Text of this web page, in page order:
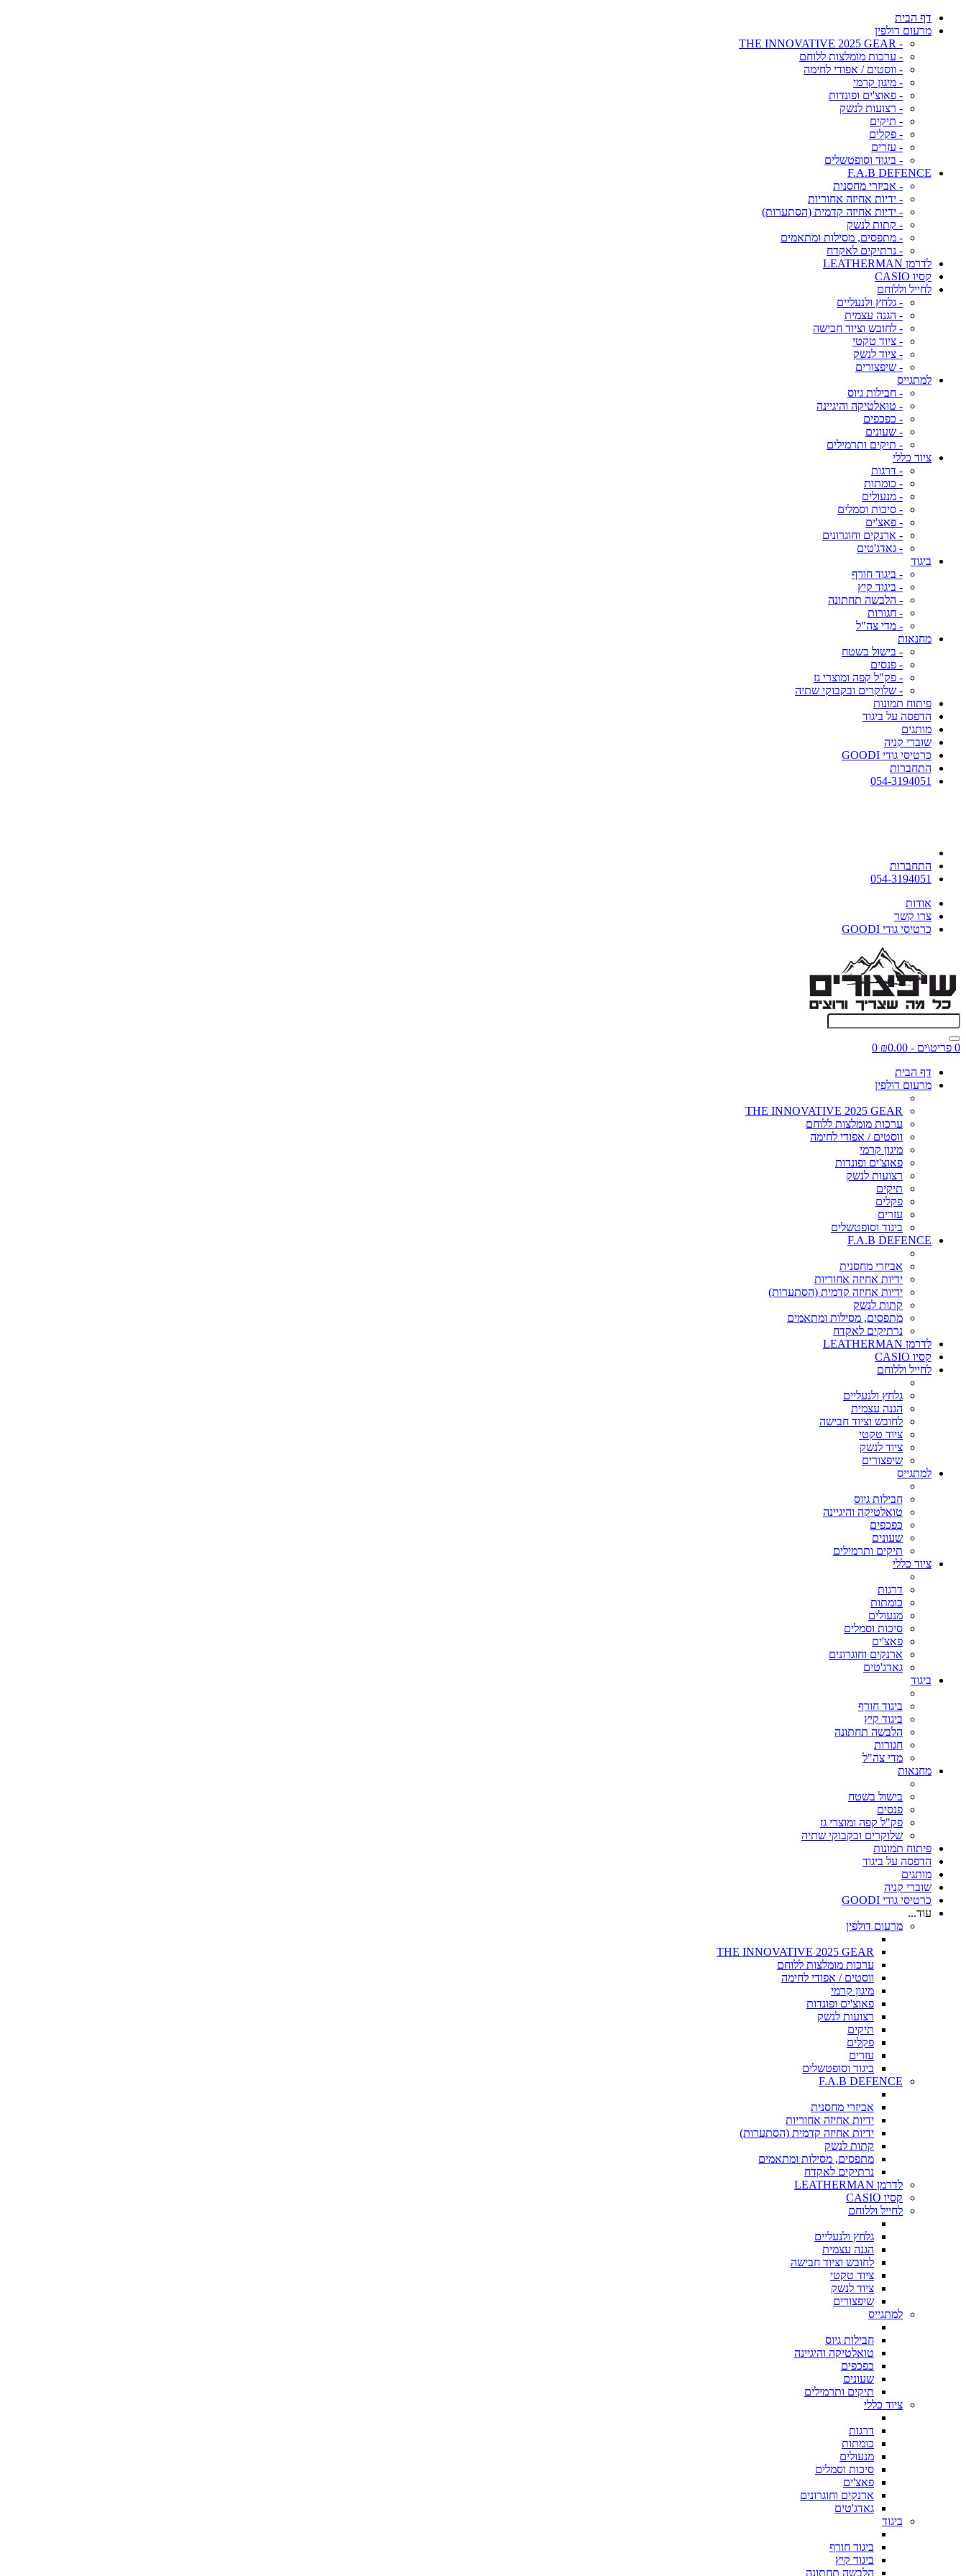
דף הבית
מרעום דולפין
- THE INNOVATIVE 2025 GEAR
- ערכות מומלצות ללוחם
- ווסטים / אפודי לחימה
- מיגון קרמי
- פאוצ'ים ופונדות
- רצועות לנשק
- תיקים
- פקלים
- עזרים
- ביגוד וסופטשלים
F.A.B DEFENCE
- אביזרי מחסנית
- ידיות אחיזה אחוריות
- ידיות אחיזה קדמית (הסתערות)
- קתות לנשק
- מתפסים, מסילות ומתאמים
- נרתיקים לאקדח
לדרמן LEATHERMAN
קסיו CASIO
לחייל וללוחם
- גלחץ ולנעליים
- הגנה עצמית
- לחובש וציוד חבישה
- ציוד טקטי
- ציוד לנשק
- שיפצורים
למתגייס
- חבילות גיוס
- טואלטיקה והיגיינה
- כפכפים
- שעונים
- תיקים ותרמילים
ציוד כללי
- דרגות
- כומתות
- מנעולים
- סיכות וסמלים
- פאצ'ים
- ארנקים וחוגרונים
- גאדג'טים
ביגוד
- ביגוד חורף
- ביגוד קיץ
- הלבשה תחתונה
- חגורות
- מדי צה"ל
מחנאות
- בישול בשטח
- פנסים
- פק"ל קפה ומוצרי גז
- שלוקרים ובקבוקי שתיה
פיתוח תמונות
הדפסה על ביגוד
מותגים
שוברי קניה
כרטיסי גודי GOODI
התחברות
054-3194051
התחברות
054-3194051
אודות
צרו קשר
כרטיסי גודי GOODI
0 פריט\ים - ₪0.00
0
דף הבית
מרעום דולפין
THE INNOVATIVE 2025 GEAR
ערכות מומלצות ללוחם
ווסטים / אפודי לחימה
מיגון קרמי
פאוצ'ים ופונדות
רצועות לנשק
תיקים
פקלים
עזרים
ביגוד וסופטשלים
F.A.B DEFENCE
אביזרי מחסנית
ידיות אחיזה אחוריות
ידיות אחיזה קדמית (הסתערות)
קתות לנשק
מתפסים, מסילות ומתאמים
נרתיקים לאקדח
לדרמן LEATHERMAN
קסיו CASIO
לחייל וללוחם
גלחץ ולנעליים
הגנה עצמית
לחובש וציוד חבישה
ציוד טקטי
ציוד לנשק
שיפצורים
למתגייס
חבילות גיוס
טואלטיקה והיגיינה
כפכפים
שעונים
תיקים ותרמילים
ציוד כללי
דרגות
כומתות
מנעולים
סיכות וסמלים
פאצ'ים
ארנקים וחוגרונים
גאדג'טים
ביגוד
ביגוד חורף
ביגוד קיץ
הלבשה תחתונה
חגורות
מדי צה"ל
מחנאות
בישול בשטח
פנסים
פק"ל קפה ומוצרי גז
שלוקרים ובקבוקי שתיה
פיתוח תמונות
הדפסה על ביגוד
מותגים
שוברי קניה
כרטיסי גודי GOODI
עוד...
מרעום דולפין
THE INNOVATIVE 2025 GEAR
ערכות מומלצות ללוחם
ווסטים / אפודי לחימה
מיגון קרמי
פאוצ'ים ופונדות
רצועות לנשק
תיקים
פקלים
עזרים
ביגוד וסופטשלים
F.A.B DEFENCE
אביזרי מחסנית
ידיות אחיזה אחוריות
ידיות אחיזה קדמית (הסתערות)
קתות לנשק
מתפסים, מסילות ומתאמים
נרתיקים לאקדח
לדרמן LEATHERMAN
קסיו CASIO
לחייל וללוחם
גלחץ ולנעליים
הגנה עצמית
לחובש וציוד חבישה
ציוד טקטי
ציוד לנשק
שיפצורים
למתגייס
חבילות גיוס
טואלטיקה והיגיינה
כפכפים
שעונים
תיקים ותרמילים
ציוד כללי
דרגות
כומתות
מנעולים
סיכות וסמלים
פאצ'ים
ארנקים וחוגרונים
גאדג'טים
ביגוד
ביגוד חורף
ביגוד קיץ
הלבשה תחתונה